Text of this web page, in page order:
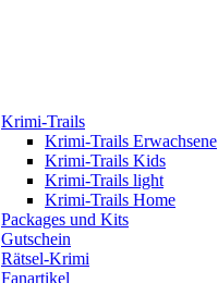
Krimi-Trails
Krimi-Trails Erwachsene
Krimi-Trails Kids
Krimi-Trails light
Krimi-Trails Home
Packages und Kits
Gutschein
Rätsel-Krimi
Fanartikel